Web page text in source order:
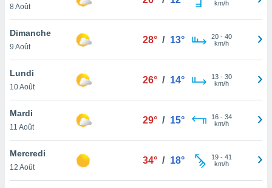
au
vous
de
ou
de
le
8 Août
km/h
Dimanche
9 Août
28° / 13° 20- 40
km/h
Lundi
10 Août
26° / 14° 13- 30
km/h
Mardi
11 Août
29° / 15° 16- 34
km/h
Mercredi
12 Août
34° / 18° 19- 41
km/h